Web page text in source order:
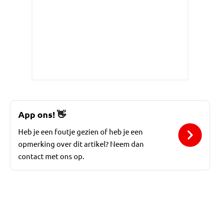
App ons! 👋
Heb je een foutje gezien of heb je een
opmerking over dit artikel? Neem dan
contact met ons op.